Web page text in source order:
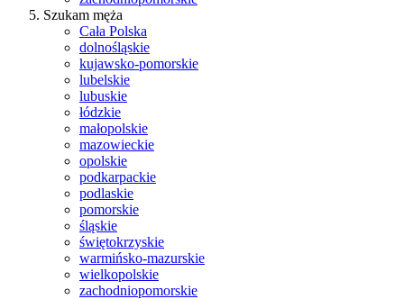
Szukam męża
Cała Polska
dolnośląskie
kujawsko-pomorskie
lubelskie
lubuskie
łódzkie
małopolskie
mazowieckie
opolskie
podkarpackie
podlaskie
pomorskie
śląskie
świętokrzyskie
warmińsko-mazurskie
wielkopolskie
zachodniopomorskie